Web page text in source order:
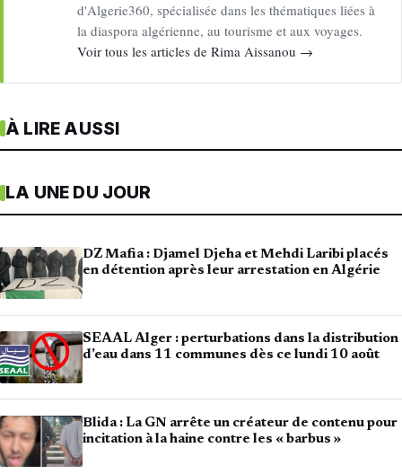
d'Algerie360, spécialisée dans les thématiques liées à
la diaspora algérienne, au tourisme et aux voyages.
Voir tous les articles de Rima Aissanou →
À LIRE AUSSI
LA UNE DU JOUR
DZ Mafia : Djamel Djeha et Mehdi Laribi placés
en détention après leur arrestation en Algérie
SEAAL Alger : perturbations dans la distribution
d’eau dans 11 communes dès ce lundi 10 août
Blida : La GN arrête un créateur de contenu pour
incitation à la haine contre les « barbus »